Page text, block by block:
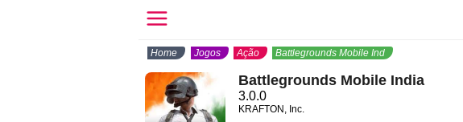
Home Jogos Ação Battlegrounds Mobile India
Battlegrounds Mobile India
3.0.0
KRAFTON, Inc.